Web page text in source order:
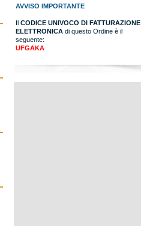
AVVISO IMPORTANTE
Il CODICE UNIVOCO DI FATTURAZIONE
ELETTRONICAdi questo Ordine è il
seguente:
UFGAKA